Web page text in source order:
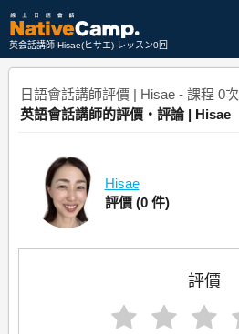
英会話講師 Hisae(ヒサエ) レッスン0回
日語會話講師評價 | Hisae - 課程 0次
英語會話講師的評價・評論 | Hisae
Hisae
評價 (0 件)
評價